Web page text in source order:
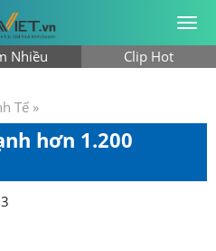
Nhiều Clip Hot
Tế »
hơn 1.200